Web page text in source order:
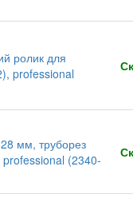
ролик для
professional
мм, труборез
(2340-